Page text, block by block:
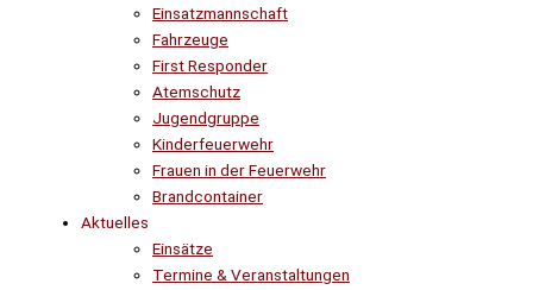
Einsatzmannschaft
Fahrzeuge
First Responder
Atemschutz
Jugendgruppe
Kinderfeuerwehr
Frauen in der Feuerwehr
Brandcontainer
Aktuelles
Einsätze
Termine & Veranstaltungen